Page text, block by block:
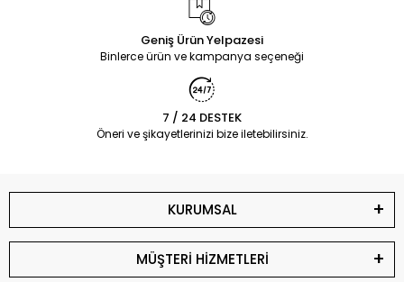
Geniş Ürün Yelpazesi
Binlerce ürün ve kampanya seçeneği
7 / 24 DESTEK
Öneri ve şikayetlerinizi bize iletebilirsiniz.
KURUMSAL
MÜŞTERİ HİZMETLERİ